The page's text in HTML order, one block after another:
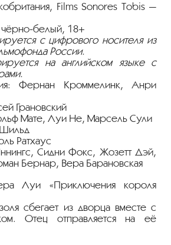
Films Sonores Tobis —
белый, 18+
с цифрового носителя из
России.
на английском языке с
Фернан Кроммелинк, Анри
Грановский
Мате, Луи Не, Марсель Сули
Ратхаус
Сидни Фокс, Жозетт Дэй,
Бернар, Вера Барановская
Луи «Приключения короля
сбегает из дворца вместе с
Отец отправляется на её